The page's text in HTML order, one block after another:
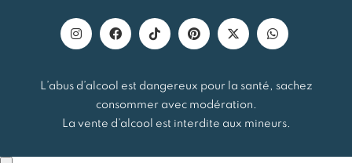
L’abus d’alcool est dangereux pour la santé, sachez
consommer avec modération.
La vente d’alcool est interdite aux mineurs.